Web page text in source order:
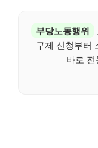
부당노동행위
구제 신청부터
바로